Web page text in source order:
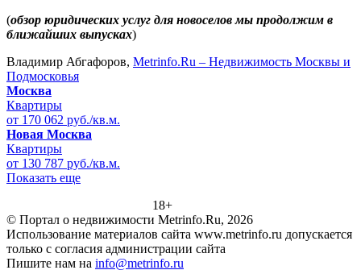
(обзор юридических услуг для новоселов мы продолжим в
ближайших выпусках)
Владимир Абгафоров, Metrinfo.Ru – Недвижимость Москвы и
Подмосковья
Москва
Квартиры
от 170 062 руб./кв.м.
Новая Москва
Квартиры
от 130 787 руб./кв.м.
Показать еще
18+
© Портал о недвижимости Metrinfo.Ru, 2026
Использование материалов сайта www.metrinfo.ru допускается
только с согласия администрации сайта
Пишите нам на info@metrinfo.ru